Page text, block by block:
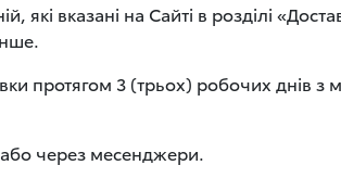
вказані на Сайті в розділі
протягом 3 (трьох) робочих днів
через месенджери.